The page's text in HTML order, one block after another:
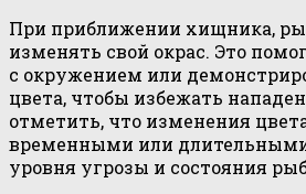
При приближении хищника,
изменять свой окрас. Это
с окружением или
цвета, чтобы избежать
отметить, что изменения
временными или
уровня угрозы и состояния